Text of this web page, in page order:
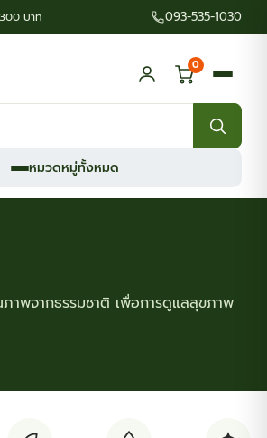
บาท 093-535-1030
0
หมวดหมู่ทั้งหมด
าพจากธรรมชาติ เพื่อการดูแลสุขภาพ